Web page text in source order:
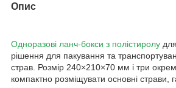
Опис
Одноразові ланч-бокси з полістиролу
рішення для пакування та
страв. Розмір 240×210×70 мм і три
компактно розміщувати основні страви,